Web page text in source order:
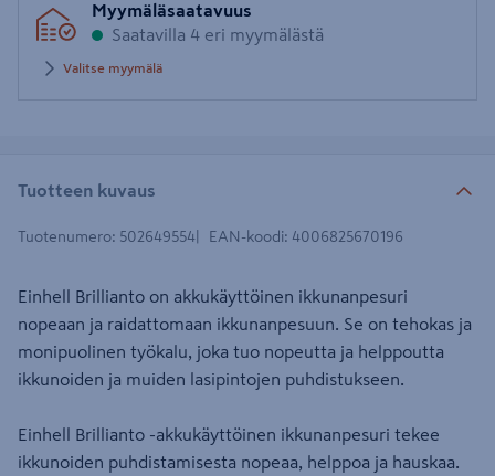
postinumero
Myymäläsaatavuus
Saatavilla 4 eri myymälästä
Valitse myymälä
Tuotteen kuvaus
Tuotenumero: 502649554 EAN-koodi: 4006825670196
Einhell Brillianto on akkukäyttöinen ikkunanpesuri
nopeaan ja raidattomaan ikkunanpesuun. Se on tehokas ja
monipuolinen työkalu, joka tuo nopeutta ja helppoutta
ikkunoiden ja muiden lasipintojen puhdistukseen.
Einhell Brillianto -akkukäyttöinen ikkunanpesuri tekee
ikkunoiden puhdistamisesta nopeaa, helppoa ja hauskaa.